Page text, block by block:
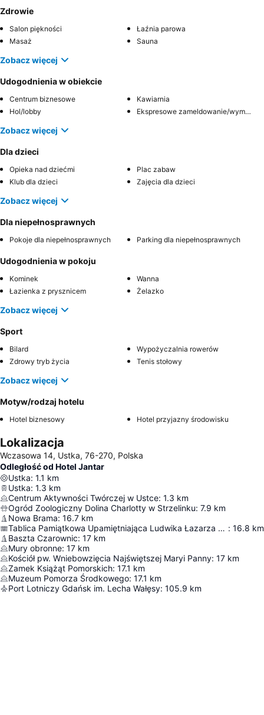
Zdrowie
Salon piękności
Łaźnia parowa
Masaż
Sauna
Zobacz więcej
Udogodnienia w obiekcie
Centrum biznesowe
Kawiarnia
Hol/lobby
Ekspresowe zameldowanie/wymeldowanie
Zobacz więcej
Dla dzieci
Opieka nad dziećmi
Plac zabaw
Klub dla dzieci
Zajęcia dla dzieci
Zobacz więcej
Dla niepełnosprawnych
Pokoje dla niepełnosprawnych Parking dla niepełnosprawnych
Udogodnienia w pokoju
Kominek
Wanna
Łazienka z prysznicem
Żelazko
Zobacz więcej
Sport
Bilard
Wypożyczalnia rowerów
Zdrowy tryb życia
Tenis stołowy
Zobacz więcej
Motyw/rodzaj hotelu
Hotel biznesowy Hotel przyjazny środowisku
Lokalizacja
Wczasowa 14, Ustka, 76-270, Polska
Odległość od Hotel Jantar
Ustka: 1.1 km
Ustka: 1.3 km
Centrum Aktywności Twórczej w Ustce: 1.3 km
Ogród Zoologiczny Dolina Charlotty w Strzelinku: 7.9 km
Nowa Brama: 16.7 km
Tablica Pamiątkowa Upamiętniająca Ludwika Łazarza Zamenhofa : 16.8 km
Baszta Czarownic: 17 km
Mury obronne: 17 km
Kościół pw. Wniebowzięcia Najświętszej Maryi Panny: 17 km
Zamek Książąt Pomorskich: 17.1 km
Muzeum Pomorza Środkowego: 17.1 km
Port Lotniczy Gdańsk im. Lecha Wałęsy: 105.9 km